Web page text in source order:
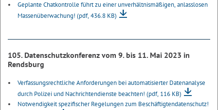
Geplante Chatkontrolle führt zu einer unverhältnismäßigen, anlasslosen
Massenüberwachung! (pdf, 436.8 KB)
105. Datenschutzkonferenz vom 9. bis 11. Mai 2023 in
Rendsburg
Verfassungsrechtliche Anforderungen bei automatisierter Datenanalyse
durch Polizei und Nachrichtendienste beachten! (pdf, 116 KB)
Notwendigkeit spezifischer Regelungen zum Beschäftigtendatenschutz!